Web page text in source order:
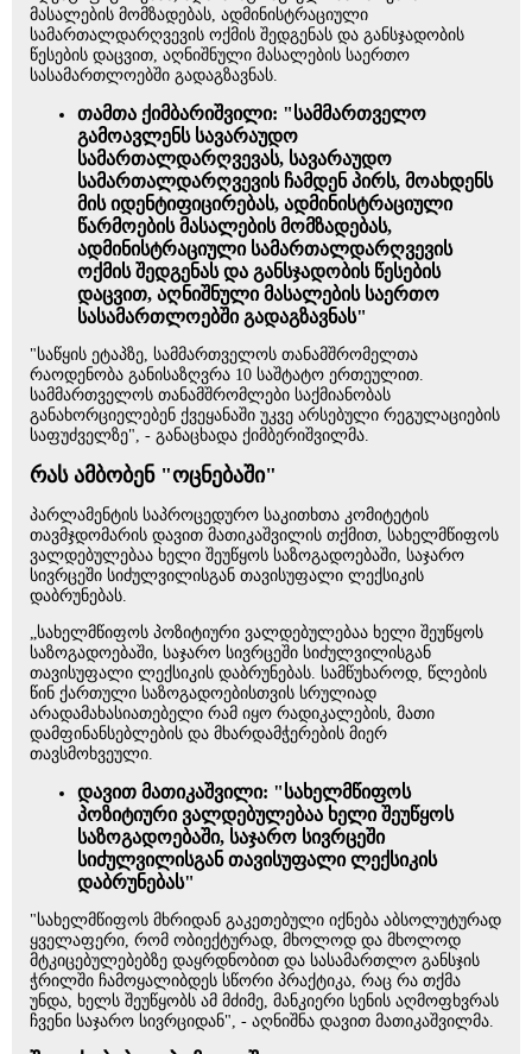
მასალების მომზადებას, ადმინისტრაციული
სამართალდარღვევის ოქმის შედგენას და განსჯადობის
წესების დაცვით, აღნიშნული მასალების საერთო
სასამართლოებში გადაგზავნას.
თამთა ქიმბარიშვილი: "სამმართველო
გამოავლენს სავარაუდო
სამართალდარღვევას, სავარაუდო
სამართალდარღვევის ჩამდენ პირს, მოახდენს
მის იდენტიფიცირებას, ადმინისტრაციული
წარმოების მასალების მომზადებას,
ადმინისტრაციული სამართალდარღვევის
ოქმის შედგენას და განსჯადობის წესების
დაცვით, აღნიშნული მასალების საერთო
სასამართლოებში გადაგზავნას"
"საწყის ეტაპზე, სამმართველოს თანამშრომელთა
რაოდენობა განისაზღვრა 10 საშტატო ერთეულით.
სამმართველოს თანამშრომლები საქმიანობას
განახორციელებენ ქვეყანაში უკვე არსებული რეგულაციების
საფუძველზე", - განაცხადა ქიმბერიშვილმა.
რას ამბობენ "ოცნებაში"
პარლამენტის საპროცედურო საკითხთა კომიტეტის
თავმჯდომარის დავით მათიკაშვილის თქმით, სახელმწიფოს
ვალდებულებაა ხელი შეუწყოს საზოგადოებაში, საჯარო
სივრცეში სიძულვილისგან თავისუფალი ლექსიკის
დაბრუნებას.
„სახელმწიფოს პოზიტიური ვალდებულებაა ხელი შეუწყოს
საზოგადოებაში, საჯარო სივრცეში სიძულვილისგან
თავისუფალი ლექსიკის დაბრუნებას. სამწუხაროდ, წლების
წინ ქართული საზოგადოებისთვის სრულიად
არადამახასიათებელი რამ იყო რადიკალების, მათი
დამფინანსებლების და მხარდამჭერების მიერ
თავსმოხვეული.
დავით მათიკაშვილი: "სახელმწიფოს
პოზიტიური ვალდებულებაა ხელი შეუწყოს
საზოგადოებაში, საჯარო სივრცეში
სიძულვილისგან თავისუფალი ლექსიკის
დაბრუნებას"
"სახელმწიფოს მხრიდან გაკეთებული იქნება აბსოლუტურად
ყველაფერი, რომ ობიექტურად, მხოლოდ და მხოლოდ
მტკიცებულებებზე დაყრდნობით და სასამართლო განსჯის
ჭრილში ჩამოყალიბდეს სწორი პრაქტიკა, რაც რა თქმა
უნდა, ხელს შეუწყობს ამ მძიმე, მანკიერი სენის აღმოფხვრას
ჩვენი საჯარო სივრციდან", - აღნიშნა დავით მათიკაშვილმა.